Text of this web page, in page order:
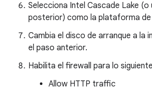
Selecciona Intel Cascade Lake (o
posterior) como la plataforma de
Cambia el disco de arranque a la
el paso anterior.
Habilita el firewall para lo
Allow HTTP traffic